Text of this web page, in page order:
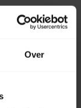
Over